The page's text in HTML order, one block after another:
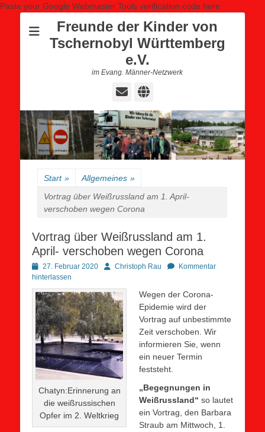
Paste your Google Webmaster Tools verification code here
Freunde der Kinder von
Tschernobyl Württemberg
e.V.
im Evang. Männer-Netzwerk
E-
Website
Start » Allgemeines »
Vortrag über Weißrussland am 1. April-
verschoben wegen Corona
Vortrag über Weißrussland am 1.
April- verschoben wegen Corona
Posted
on
27. Februar 2020 AutorChristoph Rau
Kommentar
hinterlassen
Chatyn:Erinnerung an
die weißrussischen
Opfer im 2. Weltkrieg
Wegen der Corona-
Epidemie wird der
Vortrag auf unbestimmte
Zeit verschoben. Wir
informieren Sie, wenn
ein neuer Termin
feststeht.
„Begegnungen in
Weißrussland“ so lautet
ein Vortrag, den Barbara
Straub am Mittwoch, 1.